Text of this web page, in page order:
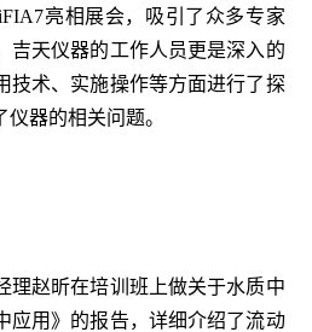
亮相展会，吸引了众多专家
吉天仪器的工作人员更是深入的
技术、实施操作等方面进行了探
器的相关问题。
赵昕在培训班上做关于水质中
应用》的报告，详细介绍了流动